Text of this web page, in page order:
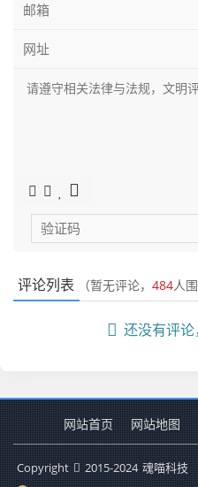
评论列表 （暂无评论， 484人围
还没有评
网站首页 网站地图
Copyright 2015-2024 魂喵科技